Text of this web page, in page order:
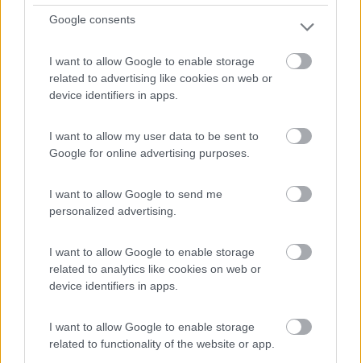
Google consents
I want to allow Google to enable storage
related to advertising like cookies on web or
device identifiers in apps.
I want to allow my user data to be sent to
Google for online advertising purposes.
I want to allow Google to send me
personalized advertising.
I want to allow Google to enable storage
related to analytics like cookies on web or
device identifiers in apps.
I want to allow Google to enable storage
related to functionality of the website or app.
Hallstatt - 36.3km
Campeggio